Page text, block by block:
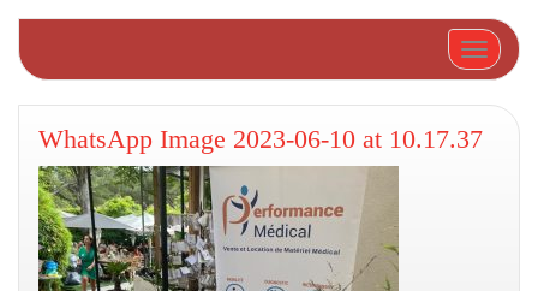
WhatsApp Image 2023-06-10 at 10.17.37